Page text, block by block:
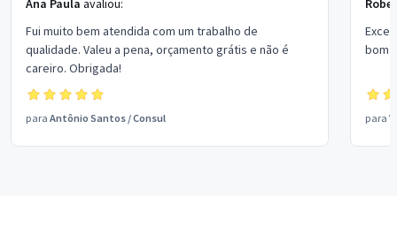
Ana Paula avaliou:
Fui muito bem atendida com um trabalho de
qualidade. Valeu a pena, orçamento grátis e não é
careiro. Obrigada!
para Antônio Santos /Consul
bom
para